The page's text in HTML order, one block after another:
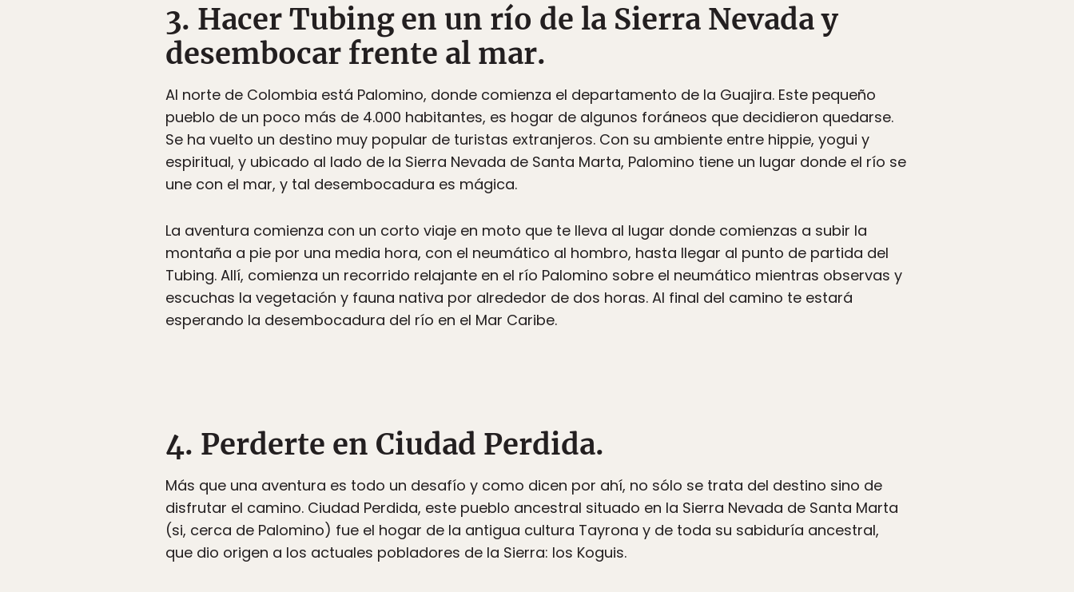
3. Hacer Tubing en un río de la Sierra Nevada y
desembocar frente al mar.
Al norte de Colombia está Palomino, donde comienza el departamento de la Guajira. Este pequeño
pueblo de un poco más de 4.000 habitantes, es hogar de algunos foráneos que decidieron quedarse.
Se ha vuelto un destino muy popular de turistas extranjeros. Con su ambiente entre hippie, yogui y
espiritual, y ubicado al lado de la Sierra Nevada de Santa Marta, Palomino tiene un lugar donde el río se
une con el mar, y tal desembocadura es mágica.
La aventura comienza con un corto viaje en moto que te lleva al lugar donde comienzas a subir la
montaña a pie por una media hora, con el neumático al hombro, hasta llegar al punto de partida del
Tubing. Allí, comienza un recorrido relajante en el río Palomino sobre el neumático mientras observas y
escuchas la vegetación y fauna nativa por alrededor de dos horas. Al final del camino te estará
esperando la desembocadura del río en el Mar Caribe.
4. Perderte en Ciudad Perdida.
Más que una aventura es todo un desafío y como dicen por ahí, no sólo se trata del destino sino de
disfrutar el camino. Ciudad Perdida, este pueblo ancestral situado en la Sierra Nevada de Santa Marta
(si, cerca de Palomino) fue el hogar de la antigua cultura Tayrona y de toda su sabiduría ancestral,
que dio origen a los actuales pobladores de la Sierra: los Koguis.